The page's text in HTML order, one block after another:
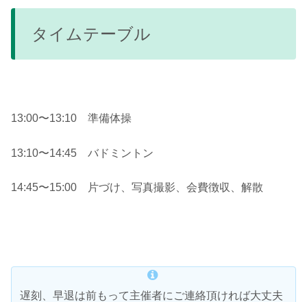
タイムテーブル
13:00〜13:10 準備体操
13:10〜14:45 バドミントン
14:45〜15:00 片づけ、写真撮影、会費徴収、解散
遅刻、早退は前もって主催者にご連絡頂ければ大丈夫